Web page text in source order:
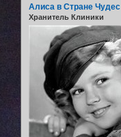
Алиса в Стране Чудес
Хранитель Клиники